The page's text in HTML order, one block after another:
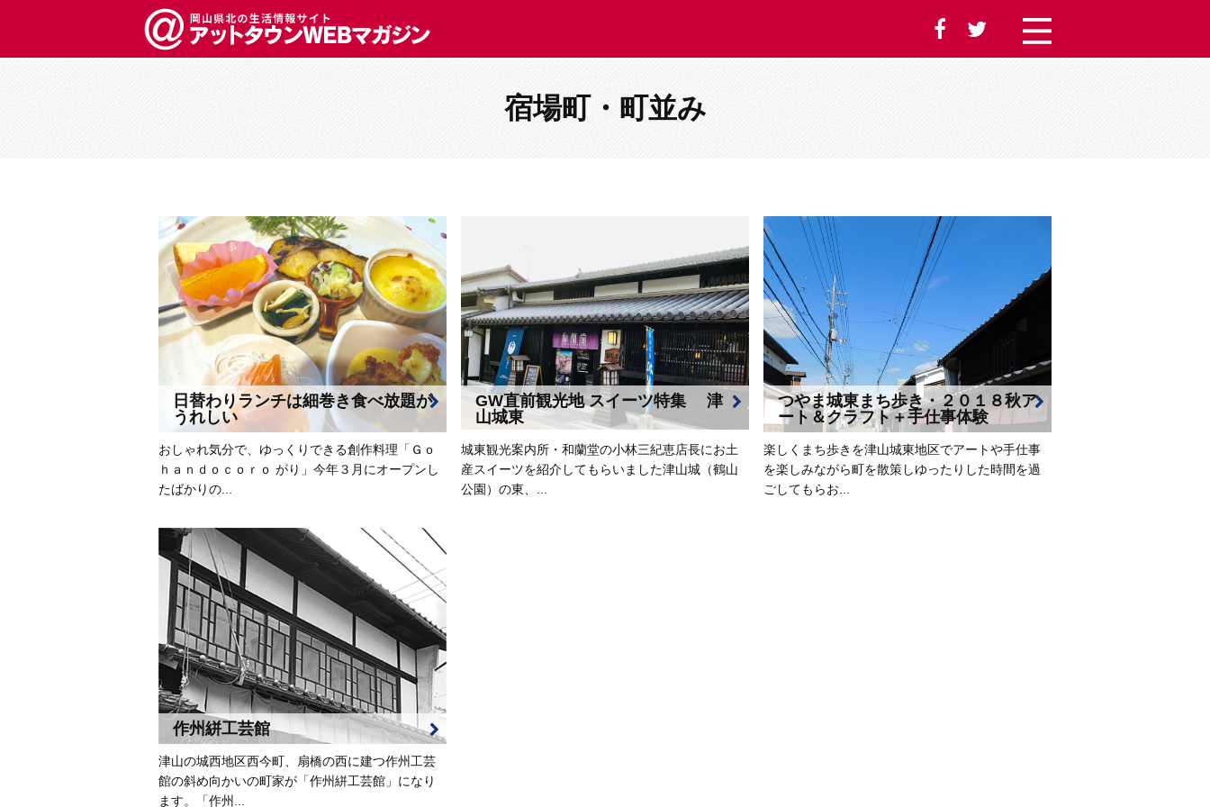
宿場町・町並み
日替わりランチは細巻き食べ放題が
うれしい
おしゃれ気分で、ゆっくりできる創作料理「Ｇｏ
ｈａｎｄｏｃｏｒｏ がり」今年３月にオープンし
たばかりの...
GW直前観光地 スイーツ特集 津
山城東
城東観光案内所・和蘭堂の小林三紀恵店長にお土
産スイーツを紹介してもらいました津山城（鶴山
公園）の東、...
つやま城東まち歩き・２０１８秋ア
ート＆クラフト＋手仕事体験
楽しくまち歩きを津山城東地区でアートや手仕事
を楽しみながら町を散策しゆったりした時間を過
ごしてもらお...
作州絣工芸館
津山の城西地区西今町、扇橋の西に建つ作州工芸
館の斜め向かいの町家が「作州絣工芸館」になり
ます。「作州...